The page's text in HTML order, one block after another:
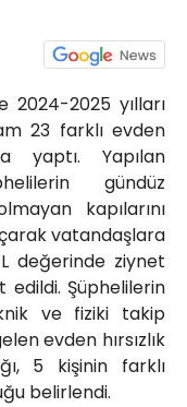
2024-2025 yılları
23 farklı evden
yaptı. Yapılan
gündüz
kapılarını
vatandaşlara
değerinde ziynet
edildi. Şüphelilerin
ve fiziki takip
evden hırsızlık
5 kişinin farklı
belirlendi.
Mahallesi
No:17/4 İzmit-